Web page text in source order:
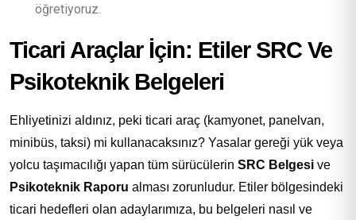
öğretiyoruz.
Ticari Araçlar İçin: Etiler SRC Ve
Psikoteknik Belgeleri
Ehliyetinizi aldınız, peki ticari araç (kamyonet, panelvan,
minibüs, taksi) mi kullanacaksınız? Yasalar gereği yük veya
yolcu taşımacılığı yapan tüm sürücülerin SRC Belgesi ve
Psikoteknik Raporu alması zorunludur. Etiler bölgesindeki
ticari hedefleri olan adaylarımıza, bu belgeleri nasıl ve